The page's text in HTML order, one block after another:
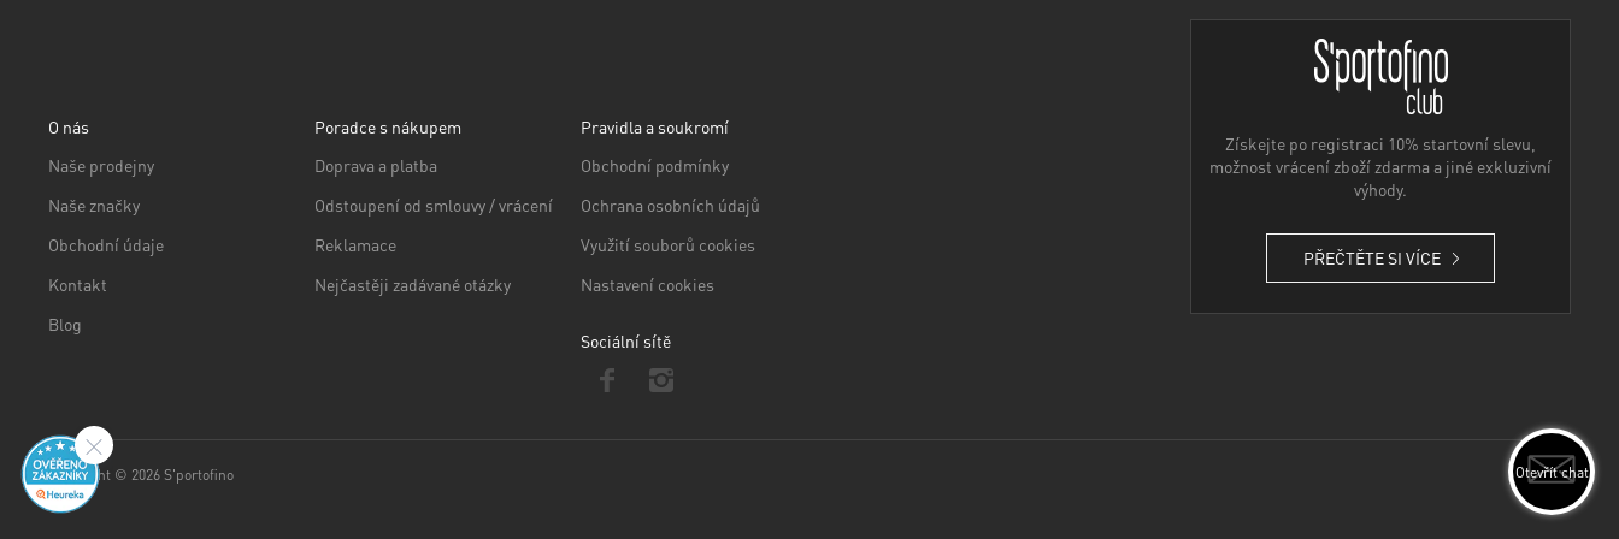
Získejte po registraci 10% startovní slevu,
možnost vrácení zboží zdarma a jiné exkluzivní
výhody.
PŘEČTĚTE SI VÍCE
O nás
Naše prodejny
Naše značky
Obchodní údaje
Kontakt
Blog
Poradce s nákupem
Doprava a platba
Odstoupení od smlouvy / vrácení
Reklamace
Nejčastěji zadávané otázky
Pravidla a soukromí
Obchodní podmínky
Ochrana osobních údajů
Využití souborů cookies
Nastavení cookies
Sociální sítě
Copyright © 2026 S'portofino Otevřít chat